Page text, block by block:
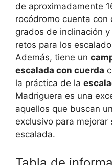
de aproximadamente
rocódromo cuenta
grados de inclinación
retos para los
Además, tiene un
escalada con cuerda
la práctica de la
Madriguera es una
aquellos que buscan
exclusivo para
escalada.